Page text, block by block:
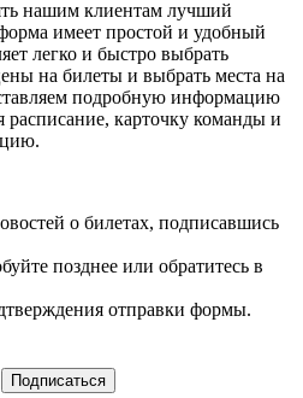
нашим клиентам лучший
имеет простой и удобный
легко и быстро выбрать
на билеты и выбрать места на
подробную информацию
карточку команды и
о билетах, подписавшись
позднее или обратитесь в
отправки формы.
Подписаться